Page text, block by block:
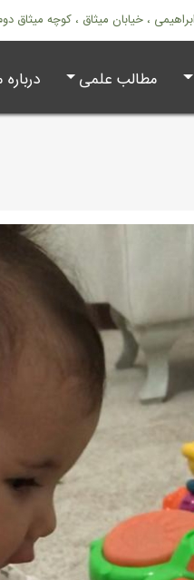
، خیابان میثاق ، کوچه میثاق دوم ، پلاک ۴۰
مطالب علمی درباره